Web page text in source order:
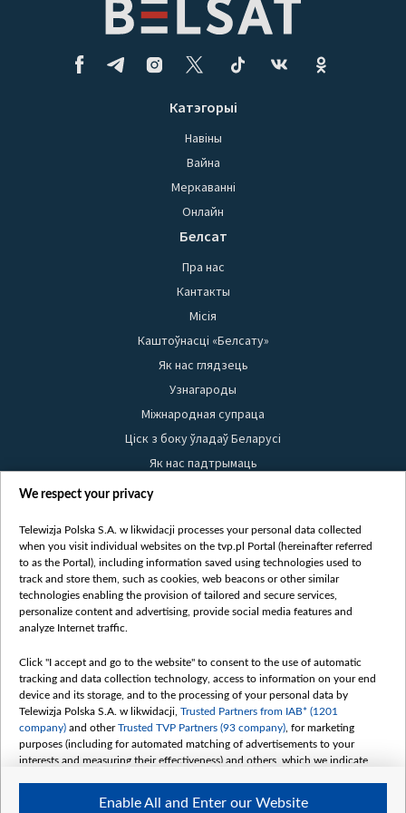
Катэгорыі
Навіны
Вайна
Меркаванні
Онлайн
Белсат
Пра нас
Кантакты
Місія
Каштоўнасці «Белсату»
Як нас глядзець
Узнагароды
Міжнародная супраца
Ціск з боку ўладаў Беларусі
Як нас падтрымаць
Правілы выкарыстання матэрыялаў
Бяспека
Youtube
Белсат news
Белсат Shorts
Жэстачайшы мульт
Belsat English
Biełsat PL
Белсат Now
Белсат History
Белсат Music
We respect your privacy
Telewizja Polska S.A. w likwidacji processes your personal data collected
when you visit individual websites on the tvp.pl Portal (hereinafter referred
to as the Portal), including information saved using technologies used to
track and store them, such as cookies, web beacons or other similar
technologies enabling the provision of tailored and secure services,
personalize content and advertising, provide social media features and
analyze Internet traffic.
Click "I accept and go to the website" to consent to the use of automatic
tracking and data collection technology, access to information on your end
device and its storage, and to the processing of your personal data by
Telewizja Polska S.A. w likwidacji, Trusted Partners from IAB* (1201
company) and otherTrusted TVP Partners (93 company) , for marketing
purposes (including for automated matching of advertisements to your
interests and measuring their effectiveness) and others, which we indicate
The purposes of processing your data by TVP S.A. w likwidacji are as
Enable All and Enter our Website